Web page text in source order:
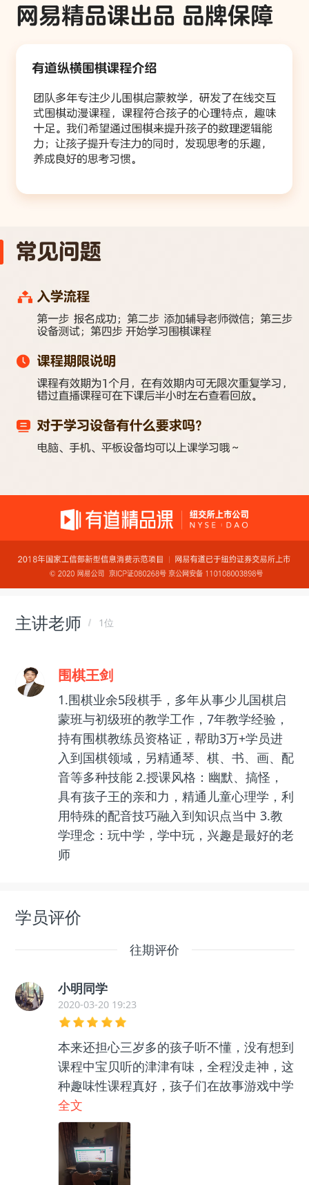
主讲老师 1位
围棋王剑
1.围棋业余5段棋手，多年从事少儿国棋启
蒙班与初级班的教学工作，7年教学经验，
持有围棋教练员资格证，帮助3万+学员进
入到国棋领域，另精通琴、棋、书、画、配
音等多种技能 2.授课风格：幽默、搞怪，
具有孩子王的亲和力，精通儿童心理学，利
用特殊的配音技巧融入到知识点当中 3.教
学理念：玩中学，学中玩，兴趣是最好的老
师
学员评价
往期评价
小明同学
2020-03-20 19:23
本来还担心三岁多的孩子听不懂，没有想到
课程中宝贝听的津津有味，全程没走神，这
种趣味性课程真好，孩子们在故事游戏中学
会围棋和数学知识，还能学会成语。
全文